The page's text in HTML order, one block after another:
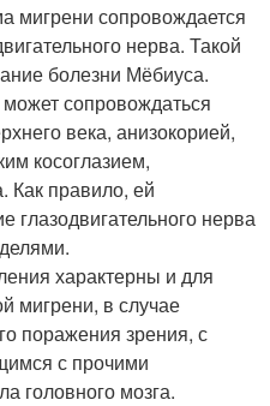
мигрени сопровождается
нерва. Такой
болезни Мёбиуса.
сопровождаться
века, анизокорией,
косоглазием,
Как правило, ей
нерва
характерны и для
мигрени, в случае
поражения зрения, с
с прочими
головного мозга.